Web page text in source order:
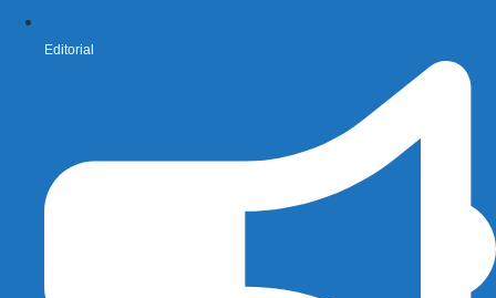
Editorial